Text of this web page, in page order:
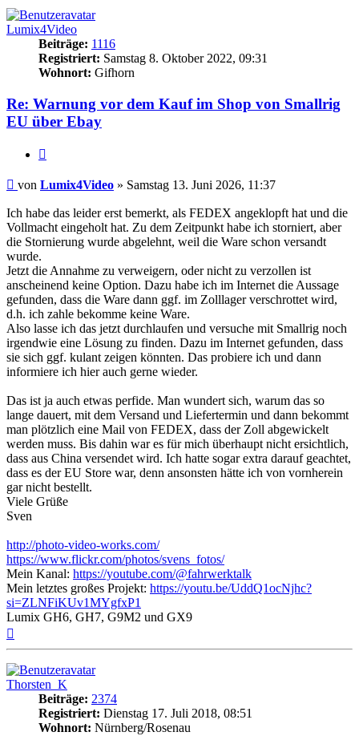
Lumix4Video
Beiträge: 1116
Registriert: Samstag 8. Oktober 2022, 09:31
Wohnort: Gifhorn
Re: Warnung vor dem Kauf im Shop von Smallrig
EU über Ebay
Beitrag
von Lumix4Video » Samstag 13. Juni 2026, 11:37
Ich habe das leider erst bemerkt, als FEDEX angeklopft hat und die
Vollmacht eingeholt hat. Zu dem Zeitpunkt habe ich storniert, aber
die Stornierung wurde abgelehnt, weil die Ware schon versandt
wurde.
Jetzt die Annahme zu verweigern, oder nicht zu verzollen ist
anscheinend keine Option. Dazu habe ich im Internet die Aussage
gefunden, dass die Ware dann ggf. im Zolllager verschrottet wird,
d.h. ich zahle bekomme keine Ware.
Also lasse ich das jetzt durchlaufen und versuche mit Smallrig noch
irgendwie eine Lösung zu finden. Dazu im Internet gefunden, dass
sie sich ggf. kulant zeigen könnten. Das probiere ich und dann
informiere ich hier auch gerne wieder.
Das ist ja auch etwas perfide. Man wundert sich, warum das so
lange dauert, mit dem Versand und Liefertermin und dann bekommt
man plötzlich eine Mail von FEDEX, dass der Zoll abgewickelt
werden muss. Bis dahin war es für mich überhaupt nicht ersichtlich,
dass aus China versendet wird. Ich hatte sogar extra darauf geachtet,
dass es der EU Store war, denn ansonsten hätte ich von vornherein
gar nicht bestellt.
Viele Grüße
Sven
http://photo-video-works.com/
https://www.flickr.com/photos/svens_fotos/
Mein Kanal: https://youtube.com/@fahrwerktalk
Mein letztes großes Projekt: https://youtu.be/UddQ1ocNjhc?
si=ZLNFiKUv1MYgfxP1
Lumix GH6, GH7, G9M2 und GX9
Thorsten_K
Beiträge: 2374
Registriert: Dienstag 17. Juli 2018, 08:51
Wohnort: Nürnberg/Rosenau